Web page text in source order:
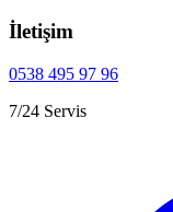
İletişim
0538 495 97 96
7/24 Servis